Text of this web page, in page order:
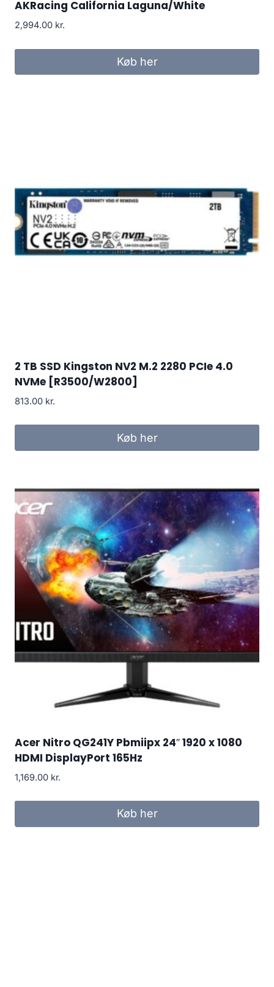
AKRacing California Laguna/White
2,994.00 kr.
Køb her
2 TB SSD Kingston NV2 M.2 2280 PCIe 4.0
NVMe [R3500/W2800]
813.00 kr.
Køb her
Acer Nitro QG241Y Pbmiipx 24″ 1920 x 1080
HDMI DisplayPort 165Hz
1,169.00 kr.
Køb her